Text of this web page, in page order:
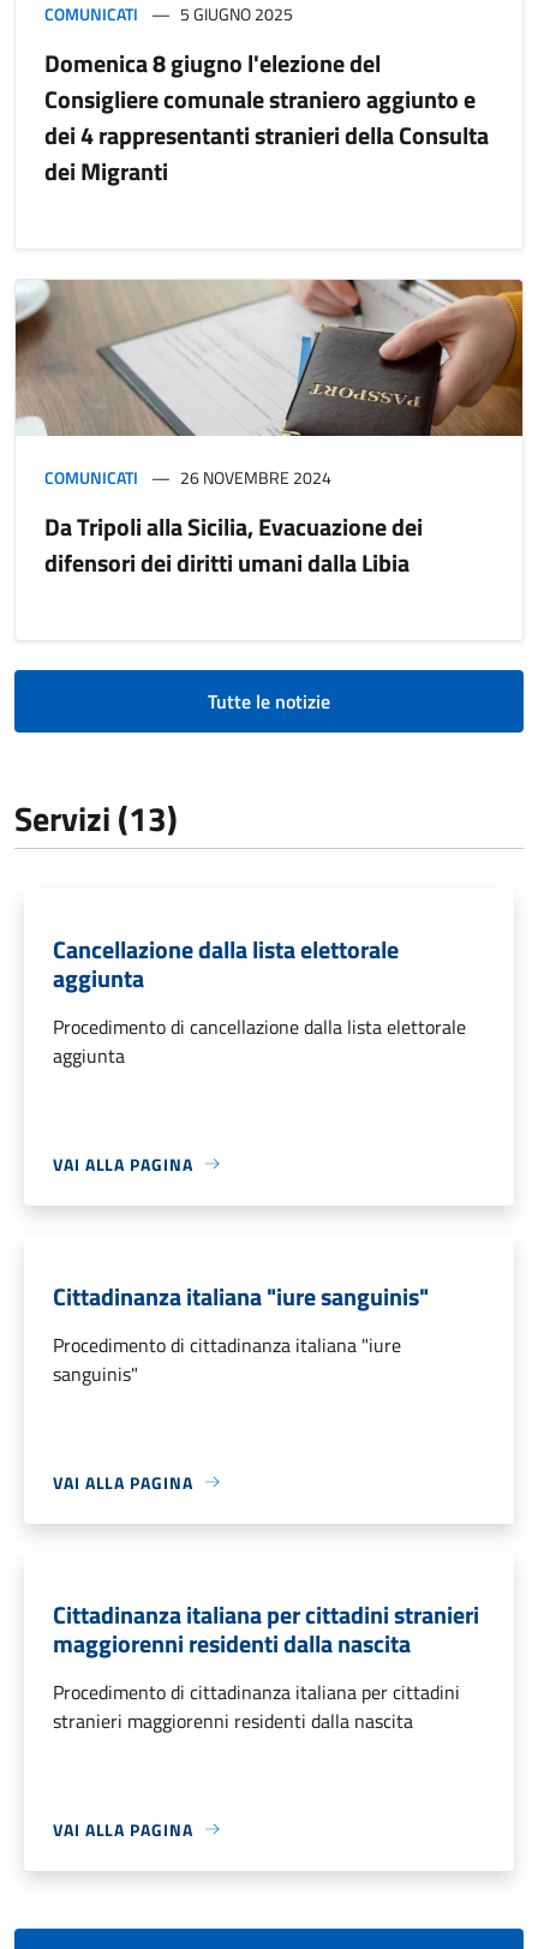
COMUNICATI 5 GIUGNO 2025
Domenica 8 giugno l'elezione del
Consigliere comunale straniero aggiunto e
dei 4 rappresentanti stranieri della Consulta
dei Migranti
COMUNICATI 26 NOVEMBRE 2024
Da Tripoli alla Sicilia, Evacuazione dei
difensori dei diritti umani dalla Libia
Tutte le notizie
Servizi (13)
Cancellazione dalla lista elettorale
aggiunta
Procedimento di cancellazione dalla lista elettorale
aggiunta
VAI ALLA PAGINA
Cittadinanza italiana "iure sanguinis"
Procedimento di cittadinanza italiana "iure
sanguinis"
VAI ALLA PAGINA
Cittadinanza italiana per cittadini stranieri
maggiorenni residenti dalla nascita
Procedimento di cittadinanza italiana per cittadini
stranieri maggiorenni residenti dalla nascita
VAI ALLA PAGINA